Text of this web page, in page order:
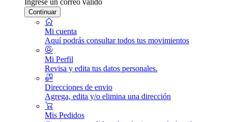
Continuar
Mi cuenta
Aquí podrás consultar todos tus movimientos
Mi Perfil
Revisa y edita tus datos personales.
Direcciones de envio
Agrega, edita y/o elimina una dirección
Mis Pedidos